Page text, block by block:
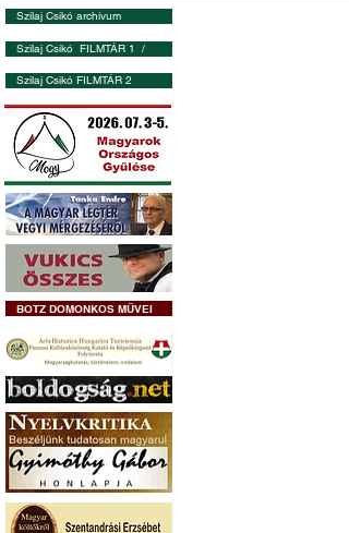
Szilaj Csikó archívum
Szilaj Csikó FILMTÁR 1 /
Szilaj Csikó FILMTÁR 2
BOTZ DOMONKOS MŰVEI